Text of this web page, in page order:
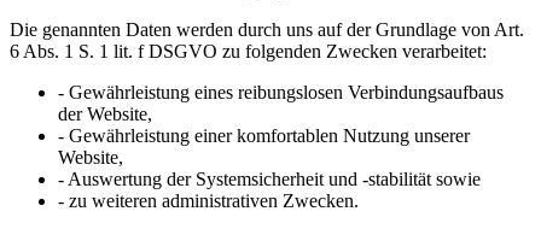
Die genannten Daten werden durch uns auf der Grundlage von Art.
6 Abs. 1 S. 1 lit. f DSGVO zu folgenden Zwecken verarbeitet:
- Gewährleistung eines reibungslosen Verbindungsaufbaus
der Website,
- Gewährleistung einer komfortablen Nutzung unserer
Website,
- Auswertung der Systemsicherheit und -stabilität sowie
- zu weiteren administrativen Zwecken.